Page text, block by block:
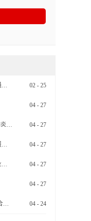
英国企业维珍轨道首次通过飞机+火箭成功将10颗小卫星送入太空 02 - 25
04 - 27
“互联网女皇”分析新冠肺炎疫情将带来经济娱乐行业洗牌 04 - 27
西南财大发布家庭财富报告：“报复性消费”不太可能 04 - 27
无人驾驶船正在成为产业前沿热点 04 - 27
04 - 27
比亚迪与日野签署协议 合作开发纯电动商用车 04 - 24